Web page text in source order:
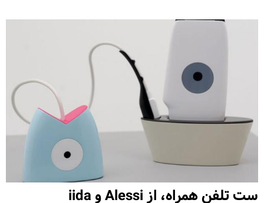
ست تلفن همراه، از Alessi و iida